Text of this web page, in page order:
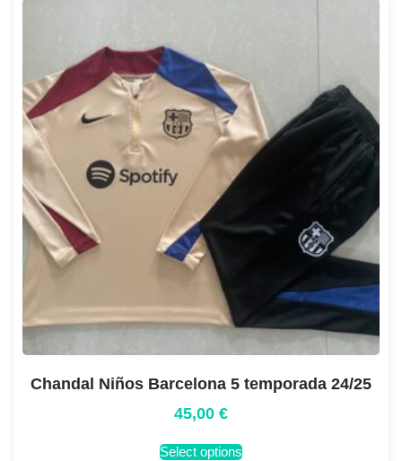
Chandal Niños Barcelona 5 temporada 24/25
45,00 €
Select options